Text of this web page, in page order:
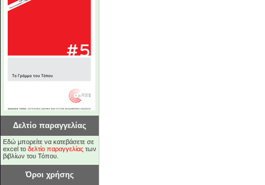
Δελτίο παραγγελίας
Εδώ μπορείτε να κατεβάσετε σε
excel το δελτίο παραγγελίας των
βιβλίων του Τόπου.
Όροι χρήσης